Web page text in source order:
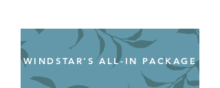
WINDSTAR’S ALL-IN PACKAGE